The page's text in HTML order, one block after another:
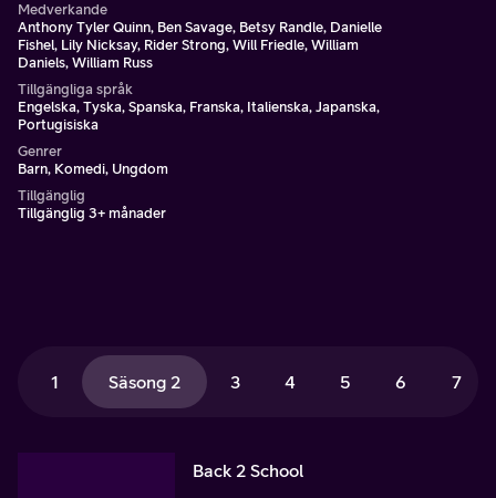
Medverkande
Anthony Tyler Quinn, Ben Savage, Betsy Randle, Danielle
Fishel, Lily Nicksay, Rider Strong, Will Friedle, William
Daniels, William Russ
Tillgängliga språk
Engelska, Tyska, Spanska, Franska, Italienska, Japanska,
Portugisiska
Genrer
Barn, Komedi, Ungdom
Tillgänglig
Tillgänglig 3+ månader
1 Säsong 2 3 4 5 6 7
Back 2 School